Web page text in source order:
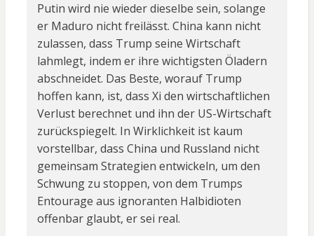
Putin wird nie wieder dieselbe sein, solange
er Maduro nicht freilässt. China kann nicht
zulassen, dass Trump seine Wirtschaft
lahmlegt, indem er ihre wichtigsten Öladern
abschneidet. Das Beste, worauf Trump
hoffen kann, ist, dass Xi den wirtschaftlichen
Verlust berechnet und ihn der US-Wirtschaft
zurückspiegelt. In Wirklichkeit ist kaum
vorstellbar, dass China und Russland nicht
gemeinsam Strategien entwickeln, um den
Schwung zu stoppen, von dem Trumps
Entourage aus ignoranten Halbidioten
offenbar glaubt, er sei real.